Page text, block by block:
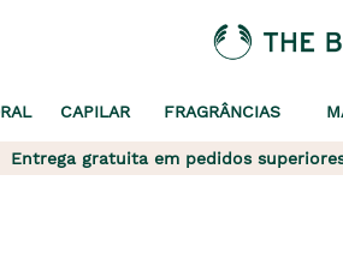
CAPILAR FRAGRÂNCIAS
Entrega gratuita em pedidos